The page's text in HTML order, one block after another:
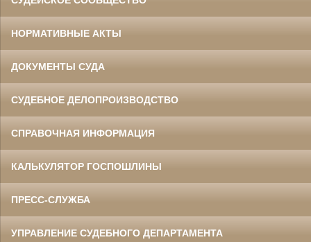
НОРМАТИВНЫЕ АКТЫ
ДОКУМЕНТЫ СУДА
СУДЕБНОЕ ДЕЛОПРОИЗВОДСТВО
СПРАВОЧНАЯ ИНФОРМАЦИЯ
КАЛЬКУЛЯТОР ГОСПОШЛИНЫ
ПРЕСС-СЛУЖБА
УПРАВЛЕНИЕ СУДЕБНОГО ДЕПАРТАМЕНТА